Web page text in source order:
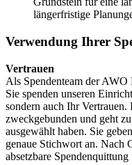
längerfristige
Verwendung Ihrer
Vertrauen
Als Spendenteam der
Sie spenden unseren
sondern auch Ihr
zweckgebunden und geht
ausgewählt haben. Sie
genaue Stichwort an. Nach
absetzbare